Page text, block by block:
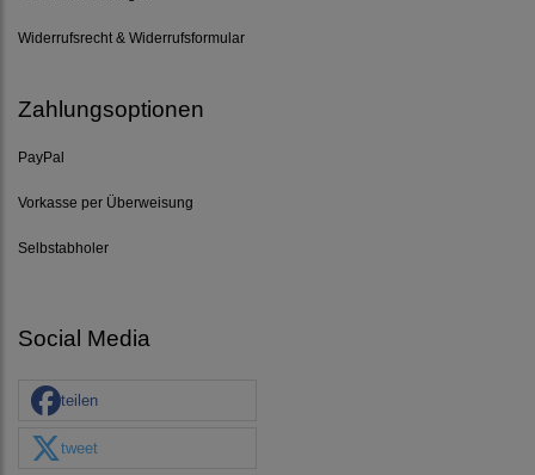
Widerrufsrecht & Widerrufsformular
Zahlungsoptionen
PayPal
Vorkasse per Überweisung
Selbstabholer
Social Media
teilen
tweet